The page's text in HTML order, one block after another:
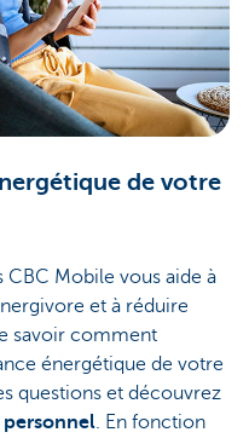
de votre
CBC Mobile vous aide à
et à réduire
savoir comment
énergétique de votre
questions et découvrez
. En fonction